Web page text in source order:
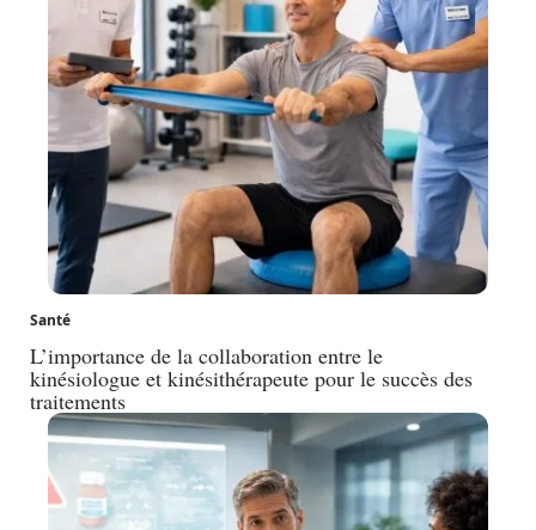
Santé
L’importance de la collaboration entre le
kinésiologue et kinésithérapeute pour le succès des
traitements